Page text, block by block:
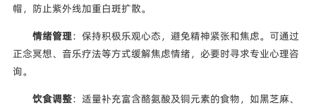
帽，防止紫外线加重白斑扩散。
情绪管理：保持积极乐观心态，避免精神紧张和焦虑。可通过
正念冥想、音乐疗法等方式缓解焦虑情绪，必要时寻求专业心理咨
询。
饮食调整：适量补充富含酪氨酸及铜元素的食物，如黑芝麻、